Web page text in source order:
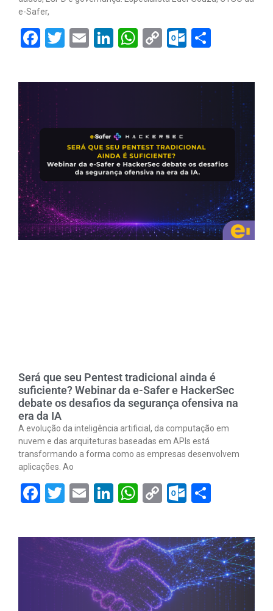
e-Safer,
Facebook
Twitter
EmailLinkedIn
WhatsApp
Copy
Será que seu Pentest tradicional ainda é
suficiente? Webinar da e-Safer e HackerSec
debate os desafios da segurança ofensiva na
era da IA
A evolução da inteligência artificial, da computação em
nuvem e das arquiteturas baseadas em APIs está
transformando a forma como as empresas desenvolvem
aplicações. Ao
Facebook
Twitter
EmailLinkedIn
WhatsApp
Copy